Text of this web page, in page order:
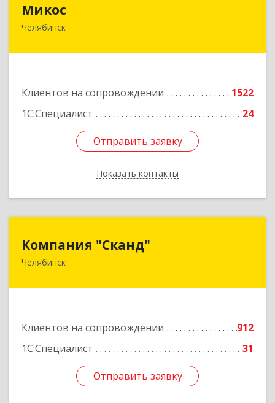
Микос
Челябинск
Клиентов на сопровождении
1522
1С:Специалист
24
Отправить заявку
Показать контакты
Отправить заявку
Назад
Компания "Сканд"
Челябинск
Клиентов на сопровождении
912
1С:Специалист
31
Отправить заявку
Отправить заявку